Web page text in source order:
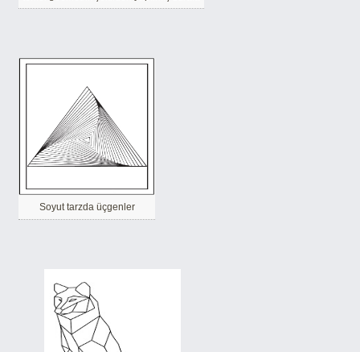
Soyut tarzda üçgenler